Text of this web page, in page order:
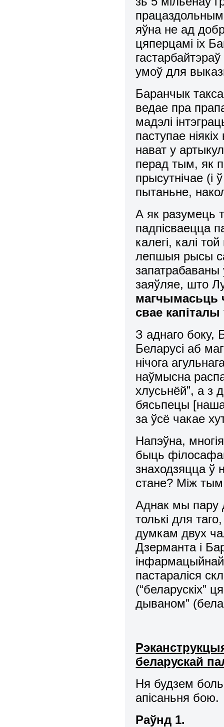
яўна не ад
цяперцамі іх
умоў для
Баранчык
ведае пра
мадэлі
паступае
нават у
перад тым, як
прысутнічае
пытаньне,
А як разумець
падпісваецца
калегі, калі
лепшыя рысы
заяўляе, што
магчымасьць
свае
З аднаго боку,
Беларусі аб
нічога
наўмысна
хлусьнёй”, а з
бясьпецы
за ўсё чакае
Напэўна,
быць
знаходзяцца ў
стане? Між
Аднак мы пару
толькі для
думкам двух
Дзерманта і
пастараліся
(“беларускіх”
дываном”
беларускай
Ня будзем
апісаньня бою.
Раўнд 1.